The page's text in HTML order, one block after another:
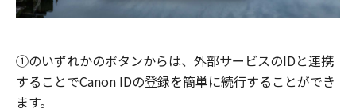
①のいずれかのボタンからは、外部サービスのIDと連携
することでCanon IDの登録を簡単に続行することができ
ます。